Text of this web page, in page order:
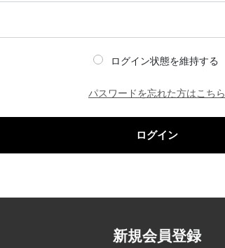
ログイン状態を維持する
パスワードを忘れた方はこちら
ログイン
新規会員登録